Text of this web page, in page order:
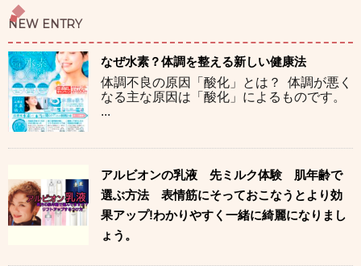
NEW ENTRY
なぜ水素？体調を整える新しい健康法
体調不良の原因「酸化」とは？ 体調が悪く
なる主な原因は「酸化」によるものです。
...
アルビオンの乳液 先ミルク体験 肌年齢で
選ぶ方法 表情筋にそっておこなうとより効
果アップ!わかりやすく一緒に綺麗になりまし
ょう。